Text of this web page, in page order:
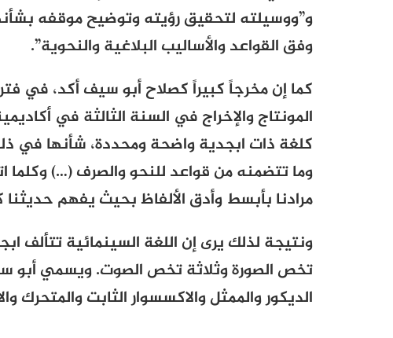
و”ووسيلته لتحقيق رؤيته وتوضيح موقفه
وفق القواعد والأساليب البلاغية والنحوية”.
كما إن مخرجاً كبيراً كصلاح أبو سيف أكد، في
المونتاج والإخراج في السنة الثالثة في
كلغة ذات ابجدية واضحة ومحددة، شأنها في
وما تتضمنه من قواعد للنحو والصرف (…) وكلما
مرادنا بأبسط وأدق الألفاظ بحيث يفهم
ونتيجة لذلك يرى إن اللغة السينمائية تتألف
تخص الصورة وثلاثة تخص الصوت. ويسمي أبو
الديكور والممثل والاكسسوار الثابت والمتحرك